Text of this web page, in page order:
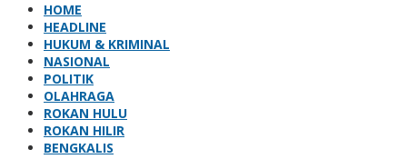
HOME
HEADLINE
HUKUM & KRIMINAL
NASIONAL
POLITIK
OLAHRAGA
ROKAN HULU
ROKAN HILIR
BENGKALIS